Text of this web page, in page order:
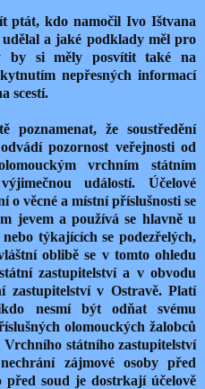
ptát, kdo namočil Ivo Ištvana
a jaké podklady měl pro
by si měly posvítit také na
nepřesných informací
scestí.
poznamenat, že soustředění
pozornost veřejnosti od
vrchním státním
událostí. Účelové
o věcné a místní příslušnosti se
jevem a používá se hlavně u
týkajících se podezřelých,
oblibě se v tomto ohledu
zastupitelství a v obvodu
zastupitelství v Ostravě. Platí
nesmí být odňat svému
olomouckých žalobců
státního zastupitelství
zájmové osoby před
před soud je dostrkají účelově